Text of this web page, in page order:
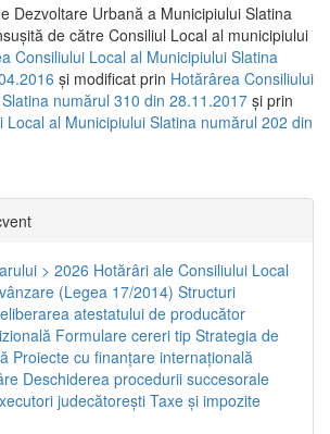
Dezvoltare Urbană a Municipiului Slatina
de către Consiliul Local al municipiului
Consiliului Local al Municipiului Slatina
și modificat prin Hotărârea Consiliului
numărul 310 din 28.11.2017 și prin
Local al Municipiului Slatina numărul 202 din
> 2026 Hotărâri ale Consiliului Local
(Legea 17/2014) Structuri
atestatului de producător
Formulare cereri tip Strategia de
Proiecte cu finanţare internaţională
Deschiderea procedurii succesorale
judecătorești Taxe şi impozite